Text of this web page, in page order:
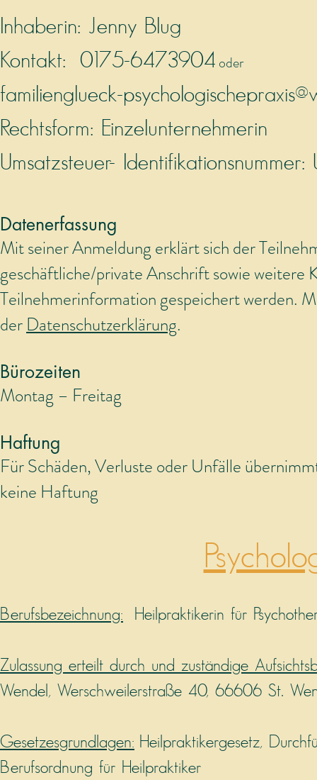
Inhaberin: Jenny Blug
Kontakt: 0175-6473904 oder
familienglueck-
Rechtsform: Einzelunternehmerin
Umsatzsteuer- Identifikationsnummer:
Datenerfassung
Mit seiner Anmeldung erklärt sich der
geschäftliche/private Anschrift sowie weitere
Teilnehmerinformation gespeichert werden.
derDatenschutzerklärung.
Bürozeiten
Montag – Freitag
Haftung
Für Schäden, Verluste oder Unfälle
keine Haftung
Berufsbezeichnung: Heilpraktikerin für
Zulassung erteilt durch und zuständige
Wendel, Werschweilerstraße 40, 66606 St.
Gesetzesgrundlagen: Heilpraktikergesetz,
Berufsordnung für Heilpraktiker